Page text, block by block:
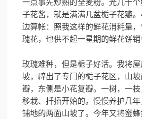
一点事先炒熟的全麦粉。光几十
子花酱，就是满满几盆栀子花瓣
边算帐：照我这样的鲜花消耗量
瑰花，也供不起一星期的鲜花饼销
玫瑰难种，但是栀子好活。我将
坡，辟出了专门的栀子花区，山
瓣，东侧是小花复瓣。一树，一
移栽、扦插开始的。慢慢养护几
铺地的两面山坡了。今年又将蜜蜂